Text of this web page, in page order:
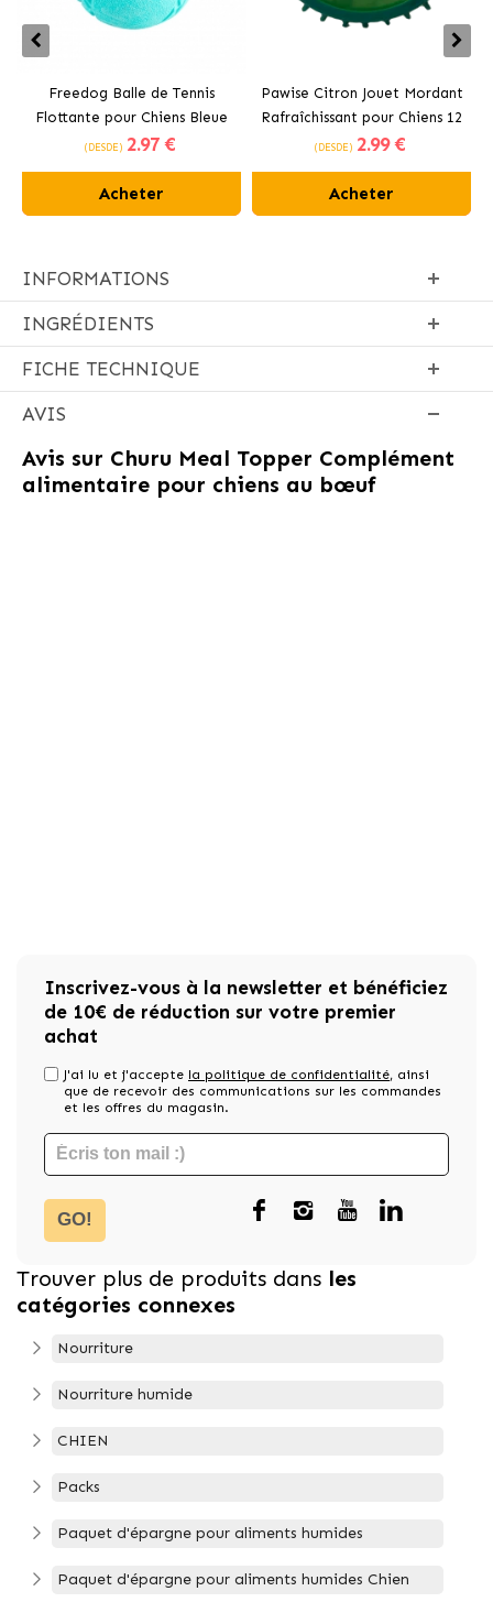
Freedog Balle de Tennis
Flottante pour Chiens Bleue
(DESDE) 2.97 €
Acheter
Pawise Citron Jouet Mordant
Rafraîchissant pour Chiens 12
cm
(DESDE) 2.99 €
Acheter
INFORMATIONS
INGRÉDIENTS
FICHE TECHNIQUE
AVIS
Avis sur Churu Meal Topper Complément
alimentaire pour chiens au bœuf
Inscrivez-vous à la newsletter et bénéficiez
de 10€ de réduction sur votre premier
achat
J'ai lu et j'accepte la politique de confidentialité, ainsi
que de recevoir des communications sur les commandes
et les offres du magasin.
GO!
Trouver plus de produits dans les
catégories connexes
Nourriture
Nourriture humide
CHIEN
Packs
Paquet d'épargne pour aliments humides
Paquet d'épargne pour aliments humides Chien